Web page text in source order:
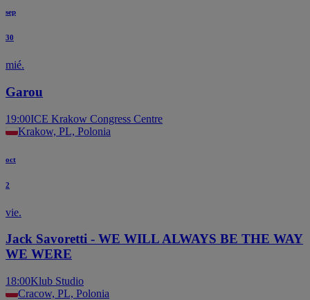
sep
30
mié.
Garou
19:00ICE Krakow Congress Centre
Krakow, PL, Polonia
oct
2
vie.
Jack Savoretti - WE WILL ALWAYS BE THE WAY
WE WERE
18:00Klub Studio
Cracow, PL, Polonia